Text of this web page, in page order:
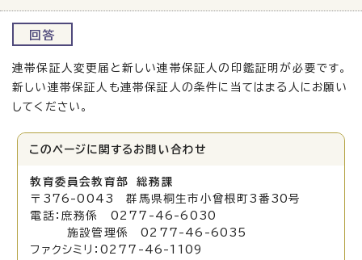
回答
連帯保証人変更届と新しい連帯保証人の印鑑証明が必要です。
新しい連帯保証人も連帯保証人の条件に当てはまる人にお願い
してください。
このページに関する お問い合わせ
教育委員会教育部 総務課
〒376-0043 群馬県桐生市小曾根町3番30号
電話：庶務係 0277-46-6030
施設管理係 0277-46-6035
ファクシミリ：0277-46-1109